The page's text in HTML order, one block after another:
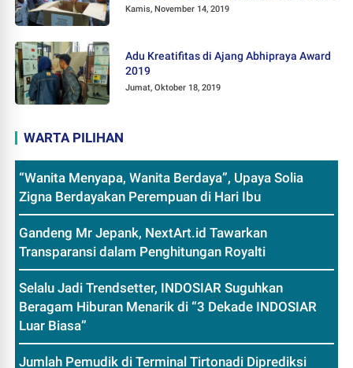
Kamis, November 14, 2019
Adu Kreatifitas di Ajang Abhipraya Award
2019
Jumat, Oktober 18, 2019
WARTA PILIHAN
“Wanita Menyapa, Wanita Berdaya”, Upaya Solia
Zigna Berdayakan Perempuan di Hari Ibu
Gandeng Mr Jepank, NextArt.id Tawarkan
Transparansi dalam Penghitungan Royalti
Selalu Jadi Trendsetter, INDOSIAR Suguhkan
Beragam Hiburan Menarik di “3 Dekade INDOSIAR
Luar Biasa”
Jumlah Pemudik di Terminal Tirtonadi Diprediksi